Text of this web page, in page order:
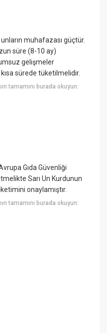
muhafazası güçtür.
süre (8-10 ay)
gelişmeler
sürede tüketilmelidir.
tamamını burada okuyun:
Gıda Güvenliği
Sarı Un Kurdunun
onaylamıştır.
tamamını burada okuyun: